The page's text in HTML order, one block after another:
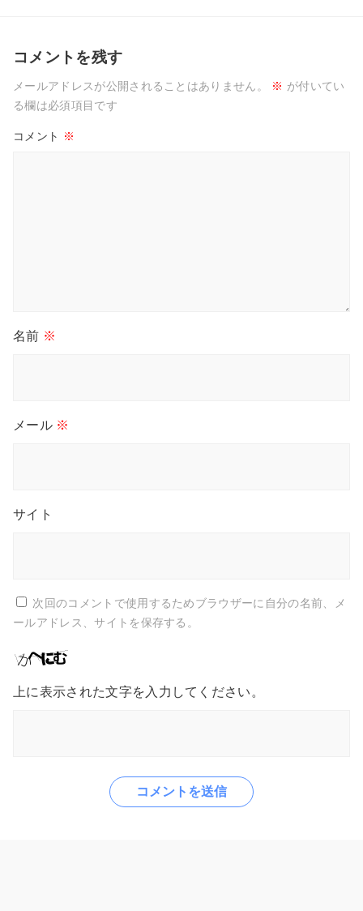
コメントを残す
メールアドレスが公開されることはありません。 ※ が付いてい
る欄は必須項目です
コメント ※
名前 ※
メール ※
サイト
次回のコメントで使用するためブラウザーに自分の名前、メ
ールアドレス、サイトを保存する。
上に表示された文字を入力してください。